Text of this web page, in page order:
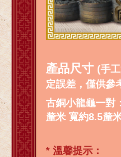
產品尺寸 (手
定誤差，僅供參
古銅小龍龜一對
釐米 寬約8.5釐
*溫馨提示：